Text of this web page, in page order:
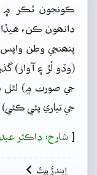
ڪونجون ٽڪر ۾
دانھون ڪن،
پنھنجي وطن
(وڏو لُڙ ۽ آواز)
جي صورت ۾) لٿل
جي تياري پئي ڪئي)
[ شارح: ڊاڪٽر
اِيندڙُ بيتُ